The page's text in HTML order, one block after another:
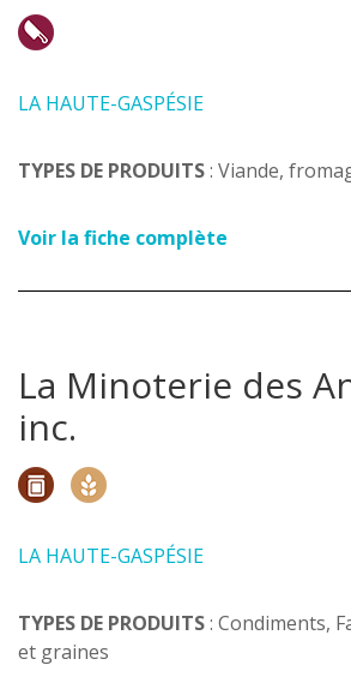
LA HAUTE-GASPÉSIE
TYPES DE PRODUITS: Viande,
Voir la fiche complète
La Minoterie des
inc.
LA HAUTE-GASPÉSIE
TYPES DE PRODUITS: Condiments,
et graines